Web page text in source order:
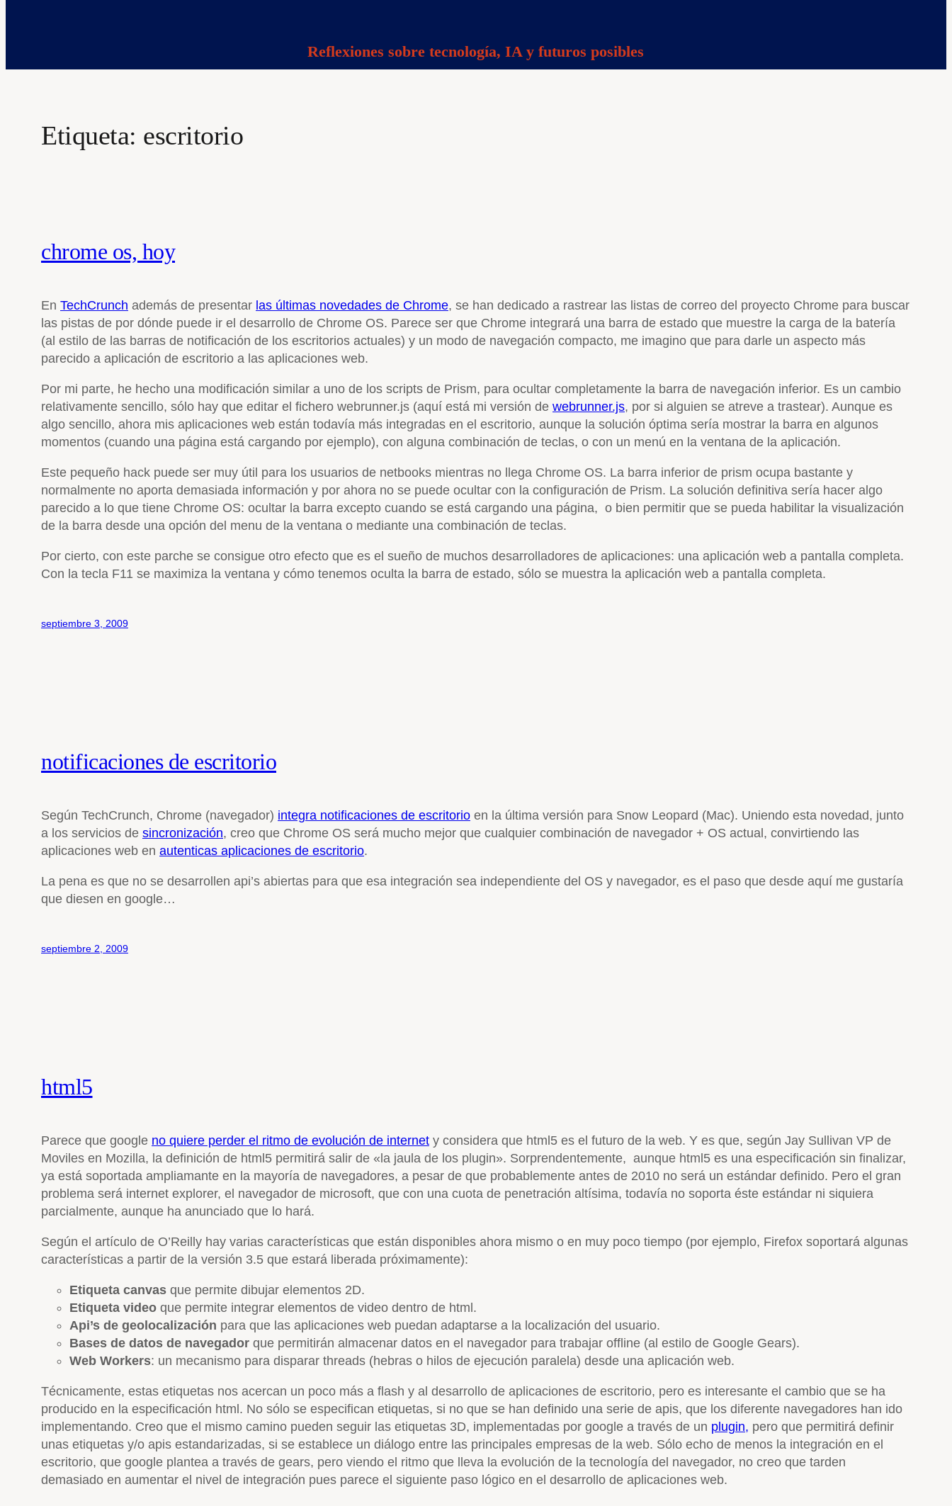
Reflexiones sobre tecnología, IA y futuros posibles
Etiqueta: escritorio
chrome os, hoy
En TechCrunch además de presentar las últimas novedades de Chrome, se han dedicado a rastrear las listas de correo del proyecto Chrome para buscar
las pistas de por dónde puede ir el desarrollo de Chrome OS. Parece ser que Chrome integrará una barra de estado que muestre la carga de la batería
(al estilo de las barras de notificación de los escritorios actuales) y un modo de navegación compacto, me imagino que para darle un aspecto más
parecido a aplicación de escritorio a las aplicaciones web.
Por mi parte, he hecho una modificación similar a uno de los scripts de Prism, para ocultar completamente la barra de navegación inferior. Es un cambio
relativamente sencillo, sólo hay que editar el fichero webrunner.js (aquí está mi versión de webrunner.js, por si alguien se atreve a trastear). Aunque es
algo sencillo, ahora mis aplicaciones web están todavía más integradas en el escritorio, aunque la solución óptima sería mostrar la barra en algunos
momentos (cuando una página está cargando por ejemplo), con alguna combinación de teclas, o con un menú en la ventana de la aplicación.
Este pequeño hack puede ser muy útil para los usuarios de netbooks mientras no llega Chrome OS. La barra inferior de prism ocupa bastante y
normalmente no aporta demasiada información y por ahora no se puede ocultar con la configuración de Prism. La solución definitiva sería hacer algo
parecido a lo que tiene Chrome OS: ocultar la barra excepto cuando se está cargando una página, o bien permitir que se pueda habilitar la visualización
de la barra desde una opción del menu de la ventana o mediante una combinación de teclas.
Por cierto, con este parche se consigue otro efecto que es el sueño de muchos desarrolladores de aplicaciones: una aplicación web a pantalla completa.
Con la tecla F11 se maximiza la ventana y cómo tenemos oculta la barra de estado, sólo se muestra la aplicación web a pantalla completa.
septiembre 3, 2009
notificaciones de escritorio
Según TechCrunch, Chrome (navegador) integra notificaciones de escritorio en la última versión para Snow Leopard (Mac). Uniendo esta novedad, junto
a los servicios de sincronización, creo que Chrome OS será mucho mejor que cualquier combinación de navegador + OS actual, convirtiendo las
aplicaciones web en autenticas aplicaciones de escritorio.
La pena es que no se desarrollen api’s abiertas para que esa integración sea independiente del OS y navegador, es el paso que desde aquí me gustaría
que diesen en google…
septiembre 2, 2009
html5
Parece que google no quiere perder el ritmo de evolución de internet y considera que html5 es el futuro de la web. Y es que, según Jay Sullivan VP de
Moviles en Mozilla, la definición de html5 permitirá salir de «la jaula de los plugin». Sorprendentemente, aunque html5 es una especificación sin finalizar,
ya está soportada ampliamante en la mayoría de navegadores, a pesar de que probablemente antes de 2010 no será un estándar definido. Pero el gran
problema será internet explorer, el navegador de microsoft, que con una cuota de penetración altísima, todavía no soporta éste estándar ni siquiera
parcialmente, aunque ha anunciado que lo hará.
Según el artículo de O’Reilly hay varias características que están disponibles ahora mismo o en muy poco tiempo (por ejemplo, Firefox soportará algunas
características a partir de la versión 3.5 que estará liberada próximamente):
Etiqueta canvas que permite dibujar elementos 2D.
Etiqueta video que permite integrar elementos de video dentro de html.
Api’s de geolocalización para que las aplicaciones web puedan adaptarse a la localización del usuario.
Bases de datos de navegador que permitirán almacenar datos en el navegador para trabajar offline (al estilo de Google Gears).
Web Workers: un mecanismo para disparar threads (hebras o hilos de ejecución paralela) desde una aplicación web.
Técnicamente, estas etiquetas nos acercan un poco más a flash y al desarrollo de aplicaciones de escritorio, pero es interesante el cambio que se ha
producido en la especificación html. No sólo se especifican etiquetas, si no que se han definido una serie de apis, que los diferente navegadores han ido
implementando. Creo que el mismo camino pueden seguir las etiquetas 3D, implementadas por google a través de un plugin, pero que permitirá definir
unas etiquetas y/o apis estandarizadas, si se establece un diálogo entre las principales empresas de la web. Sólo echo de menos la integración en el
escritorio, que google plantea a través de gears, pero viendo el ritmo que lleva la evolución de la tecnología del navegador, no creo que tarden
demasiado en aumentar el nivel de integración pues parece el siguiente paso lógico en el desarrollo de aplicaciones web.